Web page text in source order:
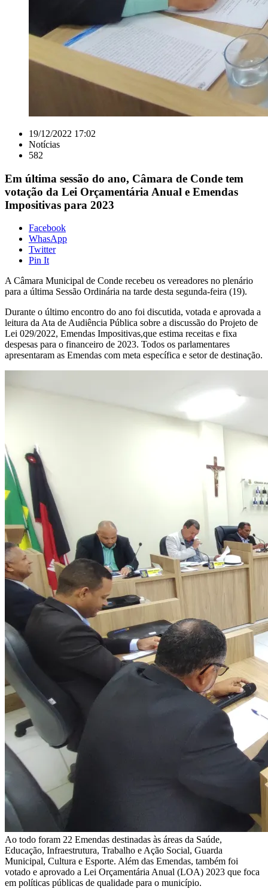
19/12/2022 17:02
Notícias
582
Em última sessão do ano, Câmara de Conde tem
votação da Lei Orçamentária Anual e Emendas
Impositivas para 2023
Facebook
WhasApp
Twitter
Pin It
A Câmara Municipal de Conde recebeu os vereadores no plenário
para a última Sessão Ordinária na tarde desta segunda-feira (19).
Durante o último encontro do ano foi discutida, votada e aprovada a
leitura da Ata de Audiência Pública sobre a discussão do Projeto de
Lei 029/2022, Emendas Impositivas,que estima receitas e fixa
despesas para o financeiro de 2023. Todos os parlamentares
apresentaram as Emendas com meta específica e setor de destinação.
Ao todo foram 22 Emendas destinadas às áreas da Saúde,
Educação, Infraestrutura, Trabalho e Ação Social, Guarda
Municipal, Cultura e Esporte. Além das Emendas, também foi
votado e aprovado a Lei Orçamentária Anual (LOA) 2023 que foca
em políticas públicas de qualidade para o município.